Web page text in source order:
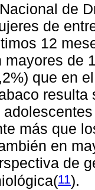
de
de
12
mayores de
que en
más que
en
de
11).